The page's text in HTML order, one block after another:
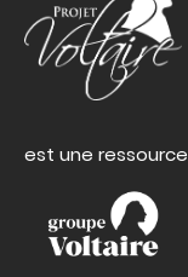
est une ressource